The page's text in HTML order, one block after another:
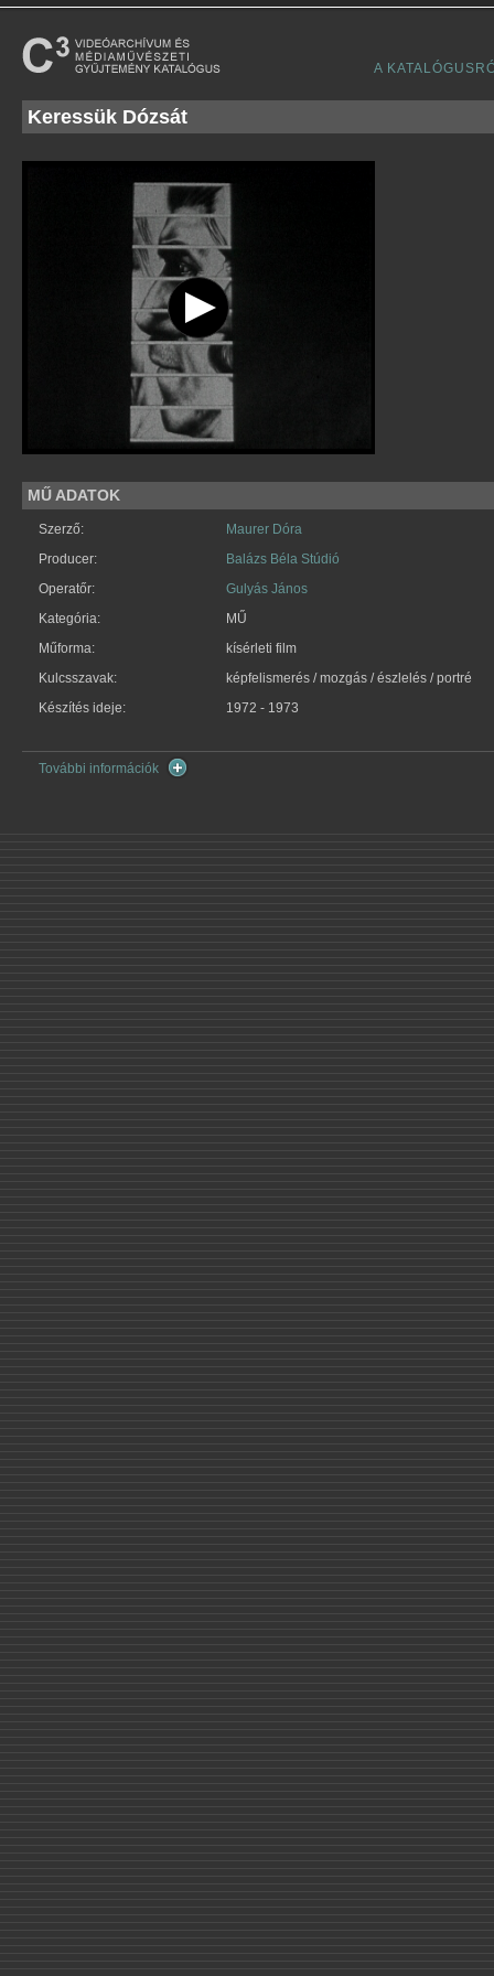
A
Keressük Dózsát
MŰ ADATOK
Szerző:
Maurer Dóra
Producer:
Balázs Béla Stúdió
Operatőr:
Gulyás János
Kategória:
MŰ
Műforma:
kísérleti film
Kulcsszavak:
képfelismerés / mozgás / észlelés / portré
Készítés ideje:
1972 - 1973
További információk